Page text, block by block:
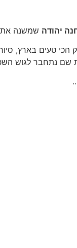
יהודה שמשנה את
הכי טעים בארץ,
שם נתחבר לגוש